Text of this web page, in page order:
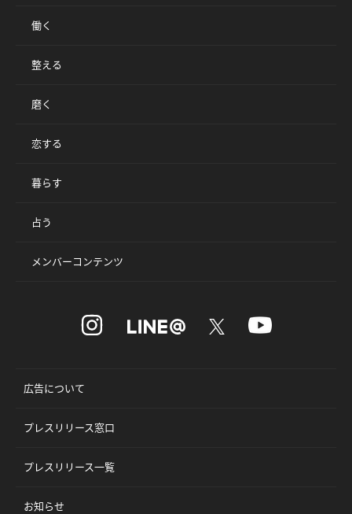
働く
整える
磨く
恋する
暮らす
占う
メンバーコンテンツ
広告について
プレスリリース窓口
プレスリリース一覧
お知らせ